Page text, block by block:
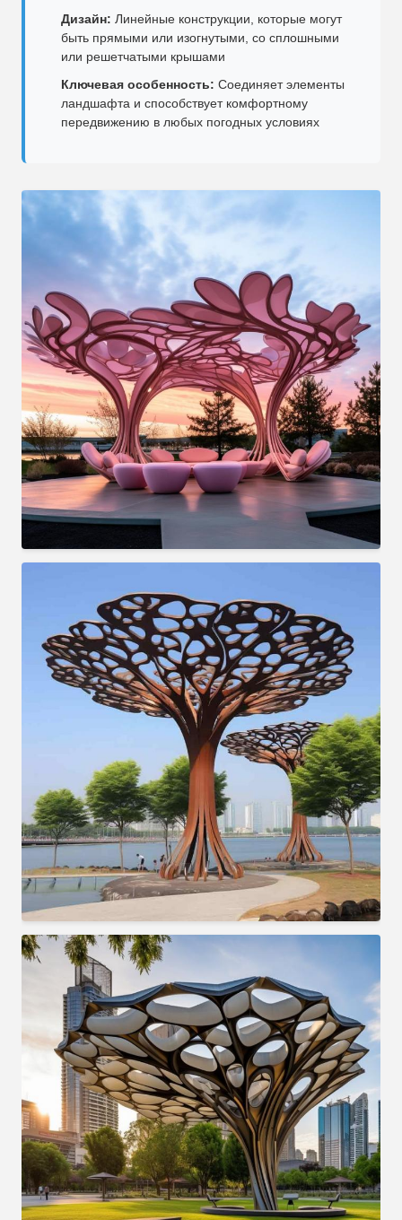
Дизайн: Линейные конструкции, которые могут
быть прямыми или изогнутыми, со сплошными
или решетчатыми крышами
Ключевая особенность: Соединяет элементы
ландшафта и способствует комфортному
передвижению в любых погодных условиях